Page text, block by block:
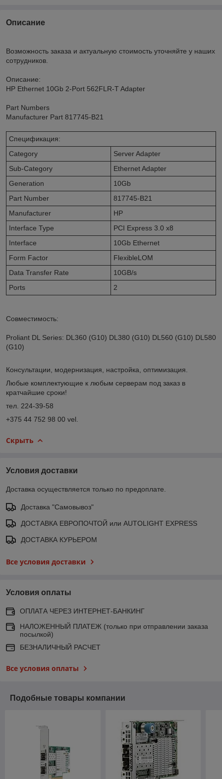
Описание
Возможность заказа и актуальную стоимость уточняйте у наших
сотрудников.
Описание:
HP Ethernet 10Gb 2-Port 562FLR-T Adapter
Part Numbers
Manufacturer Part 817745-B21
Спецификация:
Category
Server Adapter
Sub-Category
Ethernet Adapter
Generation
10Gb
Part Number
817745-B21
Manufacturer
HP
Interface Type
PCI Express 3.0 x8
Interface
10Gb Ethernet
Form Factor
FlexibleLOM
Data Transfer Rate
10GB/s
Ports
2
Совместимость:
Proliant DL Series: DL360 (G10) DL380 (G10) DL560 (G10) DL580
(G10)
Консультации, модернизация, настройка, оптимизация.
Любые комплектующие к любым серверам под заказ в
кратчайшие сроки!
тел. 224-39-58
+375 44 752 98 00 vel.
Скрыть
Условия доставки
Доставка осуществляется только по предоплате.
Доставка "Самовывоз"
ДОСТАВКА ЕВРОПОЧТОЙ или AUTOLIGHT EXPRESS
ДОСТАВКА КУРЬЕРОМ
Все условия доставки
Условия оплаты
ОПЛАТА ЧЕРЕЗ ИНТЕРНЕТ-БАНКИНГ
НАЛОЖЕННЫЙ ПЛАТЕЖ (только при отправлении заказа
посылкой)
БЕЗНАЛИЧНЫЙ РАСЧЕТ
Все условия оплаты
Подобные товары компании